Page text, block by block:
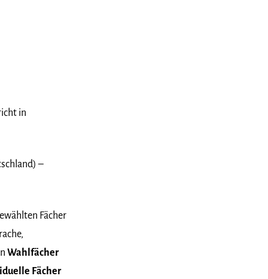
in
–
Fächer
Wahlfächer
Fächer